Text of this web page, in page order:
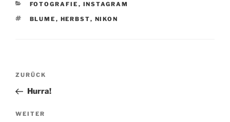
KATEGORIEN
FOTOGRAFIE , INSTAGRAM
SCHLAGWÖRTER
BLUME , HERBST, NIKON
Beitragsnavigation
Vorheriger
Beitrag
ZURÜCK
Hurra!
Nächster
WEITER